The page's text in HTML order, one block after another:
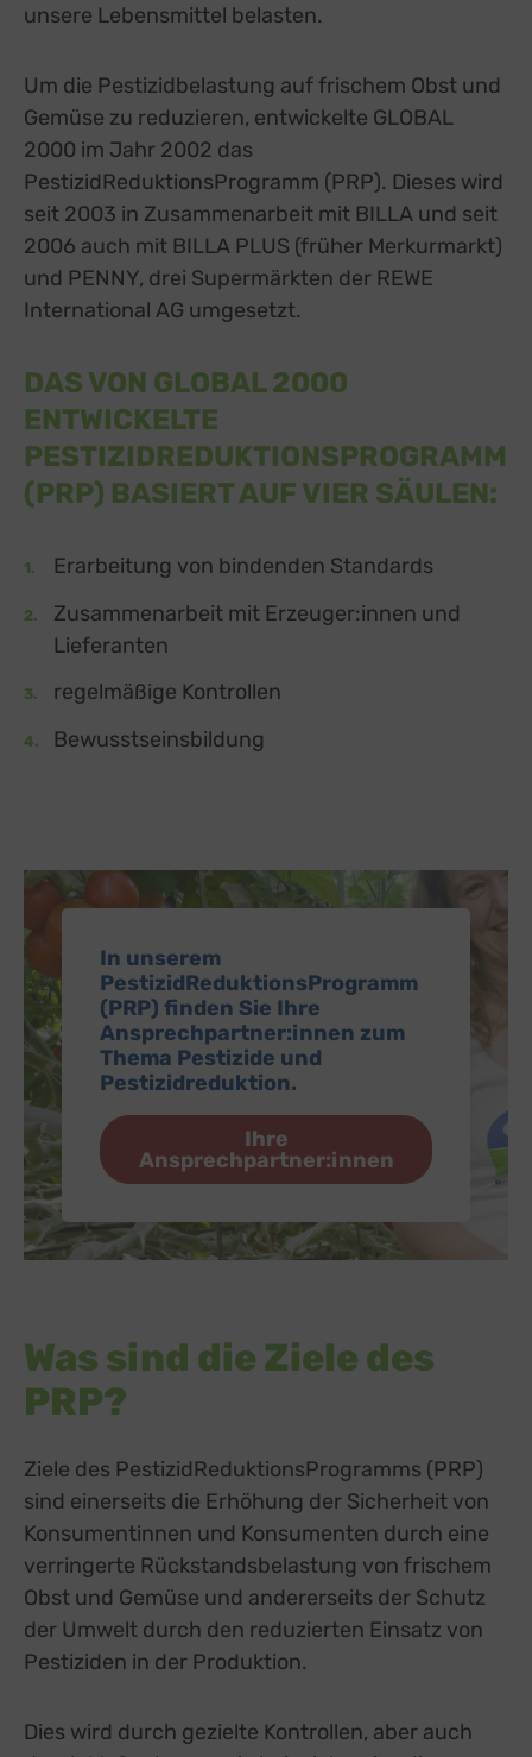
unsere Lebensmittel belasten.
Um die Pestizidbelastung auf frischem Obst und
Gemüse zu reduzieren, entwickelte GLOBAL
2000 im Jahr 2002 das
PestizidReduktionsProgramm (PRP). Dieses wird
seit 2003 in Zusammenarbeit mit BILLA und seit
2006 auch mit BILLA PLUS (früher Merkurmarkt)
und PENNY, drei Supermärkten der REWE
International AG umgesetzt.
DAS VON GLOBAL 2000
ENTWICKELTE
PESTIZIDREDUKTIONSPROGRAMM
(PRP) BASIERT AUF VIER SÄULEN:
Erarbeitung von bindenden Standards
Zusammenarbeit mit Erzeuger:innen und
Lieferanten
regelmäßige Kontrollen
Bewusstseinsbildung
In unserem
PestizidReduktionsProgramm
(PRP) finden Sie Ihre
Ansprechpartner:innen zum
Thema Pestizide und
Pestizidreduktion.
Ihre
Ansprechpartner:innen
Was sind die Ziele des
PRP?
Ziele des PestizidReduktionsProgramms (PRP)
sind einerseits die Erhöhung der Sicherheit von
Konsumentinnen und Konsumenten durch eine
verringerte Rückstandsbelastung von frischem
Obst und Gemüse und andererseits der Schutz
der Umwelt durch den reduzierten Einsatz von
Pestiziden in der Produktion.
Dies wird durch gezielte Kontrollen, aber auch